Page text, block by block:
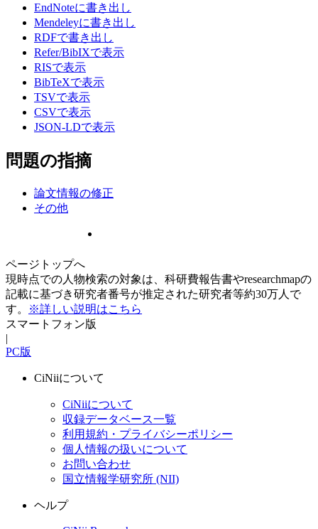
EndNoteに書き出し
Mendeleyに書き出し
RDFで書き出し
Refer/BibIXで表示
RISで表示
BibTeXで表示
TSVで表示
CSVで表示
JSON-LDで表示
問題の指摘
論文情報の修正
その他
ページトップへ
現時点での人物検索の対象は、科研費報告書やresearchmapの
記載に基づき研究者番号が推定された研究者等約30万人で
す。
※詳しい説明はこちら
スマートフォン版
|
PC版
CiNiiについて
CiNiiについて
収録データベース一覧
利用規約・プライバシーポリシー
個人情報の扱いについて
お問い合わせ
国立情報学研究所 (NII)
ヘルプ